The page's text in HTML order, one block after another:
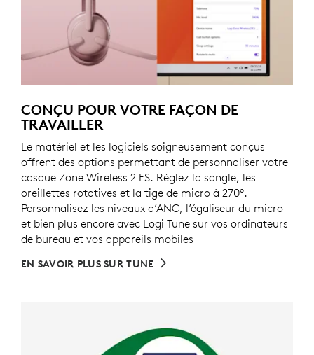
CONÇU POUR VOTRE FAÇON DE
TRAVAILLER
Le matériel et les logiciels soigneusement conçus
offrent des options permettant de personnaliser votre
casque Zone Wireless 2 ES. Réglez la sangle, les
oreillettes rotatives et la tige de micro à 270°.
Personnalisez les niveaux d’ANC, l’égaliseur du micro
et bien plus encore avec Logi Tune sur vos ordinateurs
de bureau et vos appareils mobiles
EN SAVOIR PLUS SUR TUNE